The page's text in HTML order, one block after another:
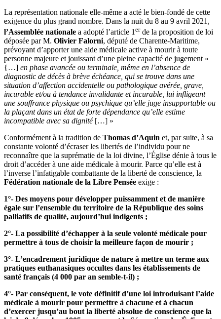
La représentation nationale elle-même a acté le bien-fondé de cette
exigence du plus grand nombre. Dans la nuit du 8 au 9 avril 2021,
l’Assemblée nationale a adopté l’article 1 erde la proposition de loi
déposée par M. Olivier Falorni, député de Charente-Maritime,
prévoyant d’apporter une aide médicale active à mourir à toute
personne majeure et jouissant d’une pleine capacité de jugement «
{…] en phase avancée ou terminale, même en l’absence de
diagnostic de décès à brève échéance, qui se trouve dans une
situation d’affection accidentelle ou pathologique avérée, grave,
incurable et/ou à tendance invalidante et incurable, lui infligeant
une souffrance physique ou psychique qu’elle juge insupportable ou
la plaçant dans un état de forte dépendance qu’elle estime
incompatible avec sa dignité[…] »
Conformément à la tradition de Thomas d’Aquin et, par suite, à sa
constante volonté d’écraser les libertés de l’individu pour ne
reconnaître que la suprématie de la loi divine, l’Église dénie à tous le
droit d’accéder à une aide médicale à mourir. Parce qu’elle est à
l’inverse l’infatigable combattante de la liberté de conscience, la
Fédération nationale de la Libre Pensée exige :
1°- Des moyens pour développer puissamment et de manière
égale sur l’ensemble du territoire de la République des soins
palliatifs de qualité, aujourd’hui indigents ;
2°- La possibilité d’échapper à la seule volonté médicale pour
permettre à tous de choisir la meilleure façon de mourir ;
3°- L’encadrement juridique de nature à mettre un terme aux
pratiques euthanasiques occultes dans les établissements de
santé français (4 000 par an semble-t-il) ;
4°- Par conséquent, le vote définitif d’une loi introduisant l’aide
médicale à mourir pour permettre à chacune et à chacun
d’exercer jusqu’au bout la liberté absolue de conscience que la